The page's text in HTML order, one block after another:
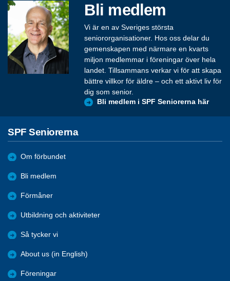
Bli medlem
Vi är en av Sveriges största
seniororganisationer. Hos oss delar du
gemenskapen med närmare en kvarts
miljon medlemmar i föreningar över hela
landet. Tillsammans verkar vi för att skapa
bättre villkor för äldre – och ett aktivt liv för
dig som senior.
Bli medlem i SPF Seniorerna här
SPF Seniorerna
Om förbundet
Bli medlem
Förmåner
Utbildning och aktiviteter
Så tycker vi
About us (in English)
Föreningar